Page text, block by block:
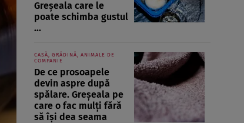
Greșeala care le
poate schimba gustul
...
CASĂ, GRĂDINĂ, ANIMALE DE
COMPANIE
De ce prosoapele
devin aspre după
spălare. Greșeala pe
care o fac mulți fără
să își dea seama